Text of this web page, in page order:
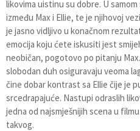
likovima uistinu su dobre. U
između Max i Ellie, te je njihovoj
je jasno vidljivo u konačnom
emocija koju ćete iskusiti jest
neobičan, pogotovo po pitanju
slobodan duh osiguravaju veoma
čine dobar kontrast sa Ellie čije je
srcedrapajuće. Nastupi odraslih
jedna od najsmješnijih scena u
takvog.